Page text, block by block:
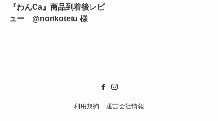
『わんCa』商品到着後レビ
ュー @norikotetu 様
利用規約 運営会社情報